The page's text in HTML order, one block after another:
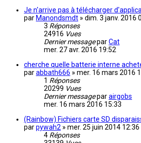
Je n'arrive pas à télécharger
par Manondsmdt » dim. 3 janv. 2016
3 Réponses
24916 Vues
Dernier messageparCat
mer. 27 avr. 2016 19:52
cherche quelle batterie interne
parabbath666 » mer. 16 mars 2016
1 Réponses
20299 Vues
Dernier messageparairgobs
mer. 16 mars 2016 15:33
(Rainbow) Fichiers carte SD
parpywah2 » mer. 25 juin 2014 12:36
4 Réponses